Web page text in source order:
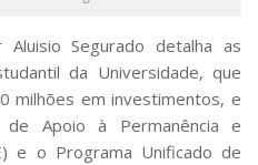
Segurado detalha as
da Universidade, que
milhões em investimentos, e
Apoio à Permanência e
e o Programa Unificado de